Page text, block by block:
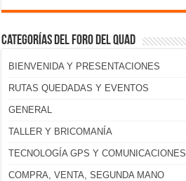
Categorías del foro del Quad
BIENVENIDA Y PRESENTACIONES
RUTAS QUEDADAS Y EVENTOS
GENERAL
TALLER Y BRICOMANÍA
TECNOLOGÍA GPS Y COMUNICACIONES
COMPRA, VENTA, SEGUNDA MANO